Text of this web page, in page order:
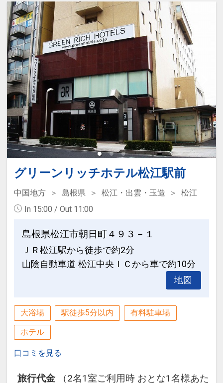
●松江フォーゲルパーク・・・車で約３
０分
綺麗な花や鳥達と出会える全天候型のパ
ークです。ペンギンのお散歩や、フクロ
ウの飛行ショー、バードショーなどが見
どころです。お子様連れの方におすすめ
観光スポットです。
おすすめ観光スポット♪（２）
●由志園・・・車で約３５分
園の面積は4万m2で、池をめぐり回る形
式の日本庭園です。毎年ＧＷ頃に行われ
る池泉に何万輪もの牡丹の花を浮かべる
『池泉牡丹』は息を吞む程の美しさで
す。冬に行われるイルミネーションもと
ても好評です。季節を通じて四季を感じ
●足立美術館・・・車で約４０分
横山大観を中心とした現代の日本画の名
作を収蔵しており、日本庭園が非常に有
名です。アメリカの日本庭園専門誌「ジ
ャーナル・オブ・ジャパニーズ・ガーデ
ニング」による庭園ランキングで幾度と
なく『庭園日本一』に選ばれています。
●美保神社・・・車で約１時間
美保神社は全国３３８５社ある『えびす
●宍道湖・・・車で約８分
島根県松江市と出雲市にまたがる湖で、
全国で７番目に大きい湖です。宍道湖の
夕日は『日本の夕日百選』にも登録され
ています。また、『ヤマトシジミ』がた
くさん取れることで有名です。旅のお食
事に、是非しじみ料理をお召し上がりく
ださい。
●松江城・・・車で約２０分
江戸時代の日本の城で、現存天守は国
宝、城跡は国の史跡に指定されていま
す。桜の名所としても有名で、『日本さ
くら名所１００選』や『都市景観１００
選』に選ばれています。
松江城を取り囲む堀川を、船頭さんのガ
イドを聞きながら船で約５０分かけてゆ
っくりと遊覧します。草花などを眺めな
がら季節を感じることができます。冬の
季節には、こたつで温もりながらの遊覧
●八重垣神社・・・車で約２０分
縁結びの神社として女性に人気の神社で
す。拝殿奥には、鏡の池という池があり
駐車場のご案内
ご宿泊のお客様は１滞在につき 自家用
車：５００円バス：１０００円
※先着順となります。満車の場合は周辺
のコインパーキングをご案内いたしま
す。
※ご宿泊以外の方は基本駐車料金３００
円／６０分（以降６０分ごとに３００円
加算）
充実したサービス♪
・全室無線ＬＡＮ(Wi-Fi)接続無料
・お手荷物のお預かり
・朝刊サービス(朝日新聞のみ)
おすすめ観光スポット♪（１）
●稲佐の浜・・・車で約２５分
出雲大社の西方１ｋｍにある海岸で、国
譲り、国引きの神話で知られる浜です。
が楽しめます。また、この浜は、旧暦１
０月の神在月に、全国の八百万の神々を
お迎えする浜でもあります。
●松江フォーゲルパーク・・・車で約４
０分
翌朝はゆっくりチェックアウト♪
●通常１０：００チェックアウトのとこ
ろ、本プランは１１：００までＯＫ♪
禁煙ルームと喫煙ルームをご用意してい
ます。
●「禁煙ルーム」と「喫煙ルーム」を掲
載しています。
※ご覧のページがどちらかを【客室情
報】の項目でご確認のうえ、予約にお進
みください。
アクセス良好！便利な立地☆
結び空港への連絡バス乗り場はホテル目
の前です。
ぎくださいませ。
・島根大学出雲キャンパス（大学病院）
・山陰自動車道 出雲ＩＣまで車で約１５
分
ご宿泊のお客様は１滞在につき 自家用
車：５００円バス：１０００円
グリーンリッチホテル松江駅前
中国地方 島根県 松江・出雲・玉造
松江
In 15:00 / Out 11:00
島根県松江市朝日町４９３－１
ＪＲ松江駅から徒歩で約2分
山陰自動車道 松江中央ＩＣから車で約10分
地図
大浴場 駅徒歩5分以内 有料駐車場
ホテル
口コミを見る
旅行代金 （2名1室ご利用時 おとな1名様あた